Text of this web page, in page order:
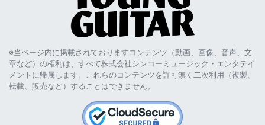
※当ページ内に掲載されておりますコンテンツ（動画、画像、音声、文
章など）の権利は、すべて株式会社シンコーミュージック・エンタテイ
メントに帰属します。これらのコンテンツを許可無く二次利用（複製、
転載、販売など）することはできません。